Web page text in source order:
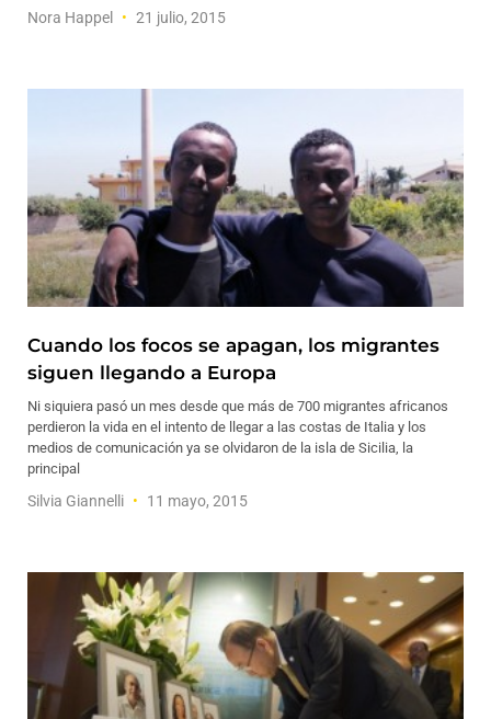
Nora Happel 21 julio, 2015
Cuando los focos se apagan, los migrantes
siguen llegando a Europa
Ni siquiera pasó un mes desde que más de 700 migrantes africanos
perdieron la vida en el intento de llegar a las costas de Italia y los
medios de comunicación ya se olvidaron de la isla de Sicilia, la
principal
Silvia Giannelli 11 mayo, 2015